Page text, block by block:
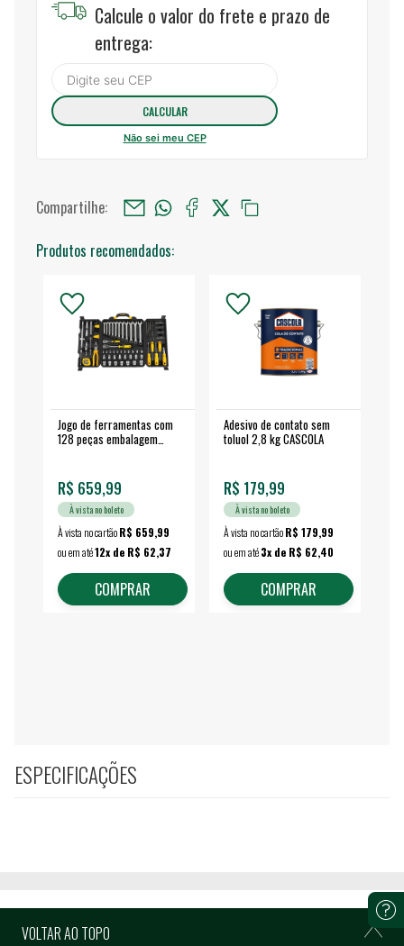
Calcule o valor do frete e prazo de
entrega:
Não sei meu CEP
Compartilhe:
Produtos recomendados:
Jogo de ferramentas com
128 peças embalagem
R$ 659,99
À vista no boleto
À vista no cartãoR$ 659,99
ou em até12x de R$ 62,37
COMPRAR
Adesivo de contato sem
toluol 2,8 kg CASCOLA
R$ 179,99
À vista no boleto
À vista no cartãoR$ 179,99
ou em até3x de R$ 62,40
COMPRAR
ESPECIFICAÇÕES
VOLTAR AO TOPO